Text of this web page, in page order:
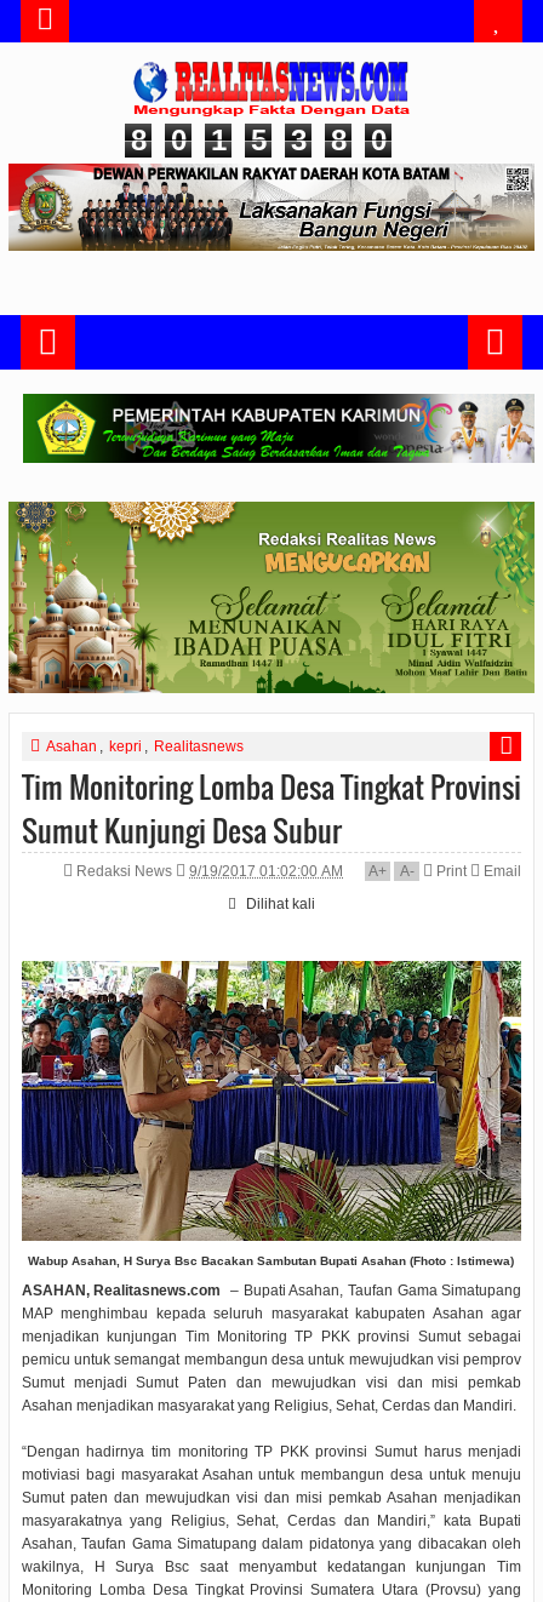
8 0 1 5 3 8 0
Asahan kepri Realitasnews
Tim Monitoring Lomba Desa Tingkat Provinsi
Sumut Kunjungi Desa Subur
Redaksi News 9/19/2017 01:02:00 AM A+ A- Print
Email
Dilihat kali
Wabup Asahan, H Surya Bsc Bacakan Sambutan Bupati Asahan (Fhoto : Istimewa)
ASAHAN, Realitasnews.com
– Bupati Asahan, Taufan Gama Simatupang
MAP menghimbau kepada seluruh masyarakat kabupaten Asahan agar
menjadikan kunjungan Tim Monitoring TP PKK provinsi Sumut sebagai
pemicu untuk semangat membangun desa untuk mewujudkan visi pemprov
Sumut menjadi Sumut Paten dan mewujudkan visi dan misi pemkab
Asahan menjadikan masyarakat yang Religius, Sehat, Cerdas dan Mandiri.
“Dengan hadirnya tim monitoring TP PKK provinsi Sumut harus menjadi
motiviasi bagi masyarakat Asahan untuk membangun desa untuk menuju
Sumut paten dan mewujudkan visi dan misi pemkab Asahan menjadikan
masyarakatnya yang Religius, Sehat, Cerdas dan Mandiri,” kata Bupati
Asahan, Taufan Gama Simatupang dalam pidatonya yang dibacakan oleh
wakilnya, H Surya Bsc saat menyambut kedatangan kunjungan Tim
Monitoring Lomba Desa Tingkat Provinsi Sumatera Utara (Provsu) yang